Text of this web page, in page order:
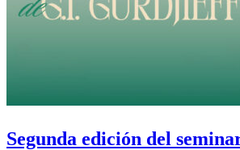
Segunda edición del